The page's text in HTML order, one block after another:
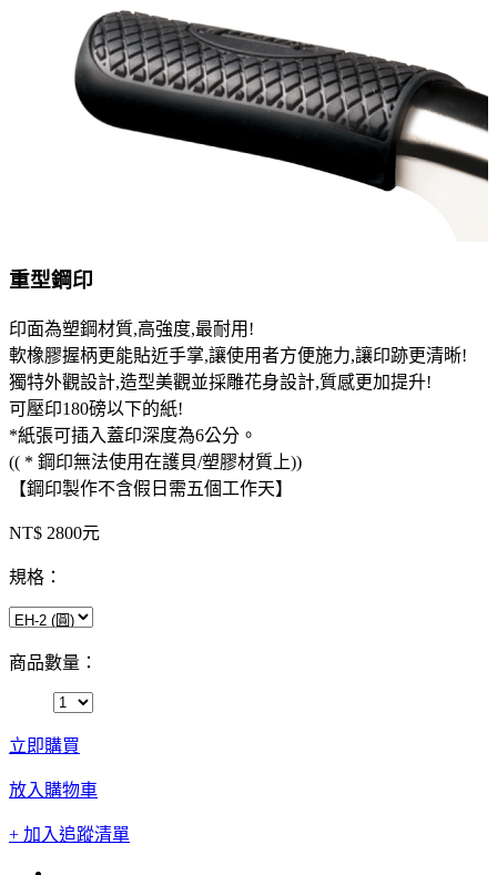
重型鋼印
印面為塑鋼材質,高強度,最耐用!
軟橡膠握柄更能貼近手掌,讓使用者方便施力,讓印跡更清晰!
獨特外觀設計,造型美觀並採雕花身設計,質感更加提升!
可壓印180磅以下的紙!
*紙張可插入蓋印深度為6公分。
(( * 鋼印無法使用在護貝/塑膠材質上))
【鋼印製作不含假日需五個工作天】
NT$ 2800元
規格：
商品數量：
立即購買
放入購物車
+ 加入追蹤清單